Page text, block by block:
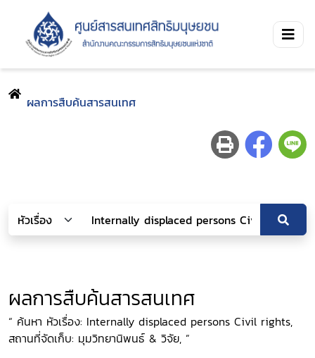
ผลการสืบค้นสารสนเทศ
ผลการสืบค้นสารสนเทศ
“ ค้นหา หัวเรื่อง: Internally displaced persons Civil rights,
สถานที่จัดเก็บ: มุมวิทยานิพนธ์ & วิจัย, ”